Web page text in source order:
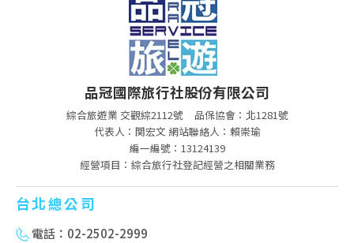
品冠國際旅行社股份有限公司
綜合旅遊業 交觀綜2112號
品保協會：北1281號
代表人：関宏文 網站聯絡人：賴崇瑜
編一編號：13124139
經營項目：綜合旅行社登記經營之相關業務
台北總公司
電話：02-2502-2999